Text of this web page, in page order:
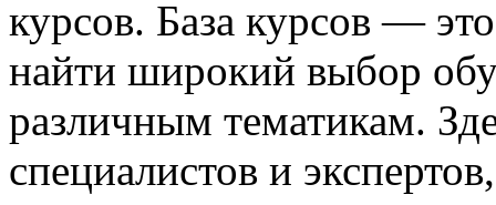
курсoв. Бaзa курсов —
найти широкий выбор
различным тематикам.
специалистов и